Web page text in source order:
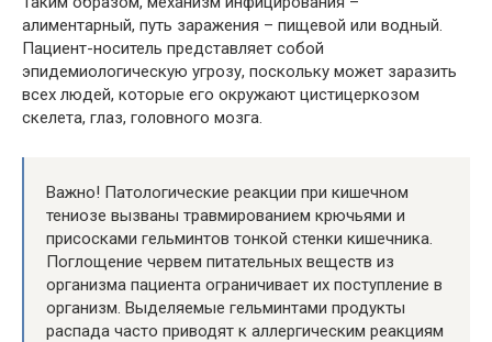
алиментарный, путь заражения – пищевой или водный.
Пациент-носитель представляет собой
эпидемиологическую угрозу, поскольку может заразить
всех людей, которые его окружают цистицеркозом
скелета, глаз, головного мозга.
Важно! Патологические реакции при кишечном
тениозе вызваны травмированием крючьями и
присосками гельминтов тонкой стенки кишечника.
Поглощение червем питательных веществ из
организма пациента ограничивает их поступление в
организм. Выделяемые гельминтами продукты
распада часто приводят к аллергическим реакциям